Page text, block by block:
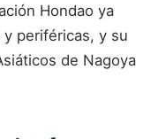
Hondao ya
periféricas, y su
de Nagoya